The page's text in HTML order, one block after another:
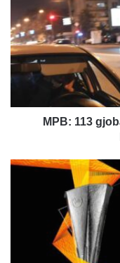
:
1
1
3
j
p
MPB: 113
L